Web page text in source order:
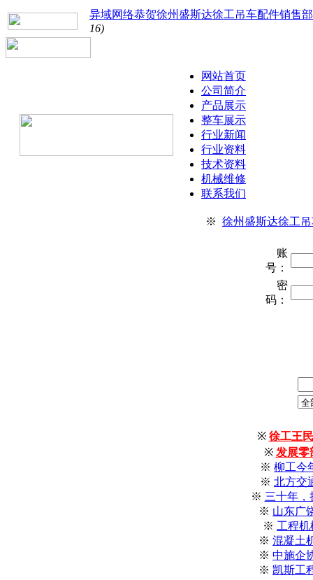
异域网络恭贺徐州盛斯达徐工吊车配件销售
16)
网站首页
公司简介
产品展示
整车展示
行业新闻
行业资料
技术资料
机械维修
联系我们
※ 徐州盛斯达徐工
账
号：
密
码：
※ 徐工王
※ 发展
※ 柳工今
※ 北方交
※ 三十年
※ 山东广
※ 工程
※ 混凝土
※ 中施企
※ 凯斯工